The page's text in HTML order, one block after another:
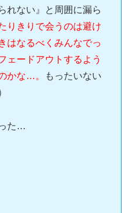
れない』と周囲に漏ら
りきりで会うのは避け
はなるべくみんなでっ
ェードアウトするよう
かな…。
もったいない
た…